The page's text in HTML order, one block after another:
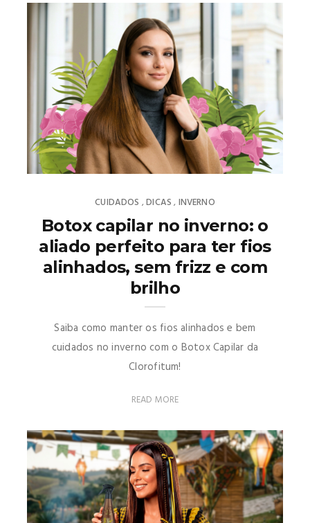
CUIDADOS ,DICAS , INVERNO
Botox capilar no inverno: o
aliado perfeito para ter fios
alinhados, sem frizz e com
brilho
Saiba como manter os fios alinhados e bem
cuidados no inverno com o Botox Capilar da
Clorofitum!
READ MORE